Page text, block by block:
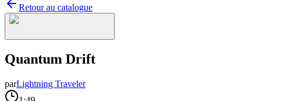
Retour au catalogue
Quantum Drift
parLightning Traveler